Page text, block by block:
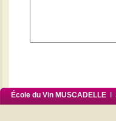
École du Vin MUSCADELLEI